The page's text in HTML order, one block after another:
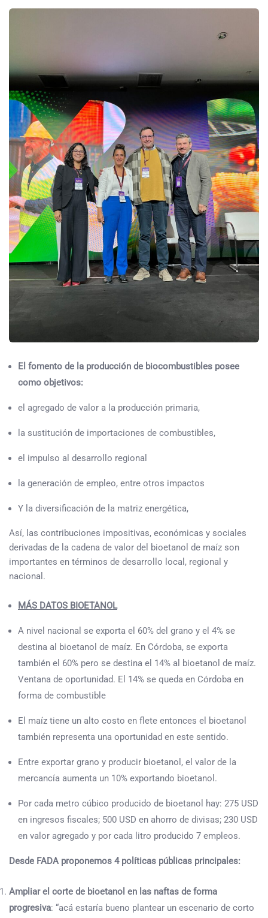
El fomento de la producción de biocombustibles posee
como objetivos:
el agregado de valor a la producción primaria,
la sustitución de importaciones de combustibles,
el impulso al desarrollo regional
la generación de empleo, entre otros impactos
Y la diversificación de la matriz energética,
Así, las contribuciones impositivas, económicas y sociales
derivadas de la cadena de valor del bioetanol de maíz son
importantes en términos de desarrollo local, regional y
nacional.
MÁS DATOS BIOETANOL
A nivel nacional se exporta el 60% del grano y el 4% se
destina al bioetanol de maíz. En Córdoba, se exporta
también el 60% pero se destina el 14% al bioetanol de maíz.
Ventana de oportunidad. El 14% se queda en Córdoba en
forma de combustible
El maíz tiene un alto costo en flete entonces el bioetanol
también representa una oportunidad en este sentido.
Entre exportar grano y producir bioetanol, el valor de la
mercancía aumenta un 10% exportando bioetanol.
Por cada metro cúbico producido de bioetanol hay: 275 USD
en ingresos fiscales; 500 USD en ahorro de divisas; 230 USD
en valor agregado y por cada litro producido 7 empleos.
Desde FADA proponemos 4 políticas públicas principales:
Ampliar el corte de bioetanol en las naftas de forma
progresiva: “acá estaría bueno plantear un escenario de corto